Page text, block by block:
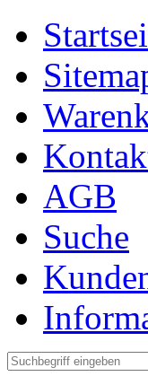
AGB
Suche